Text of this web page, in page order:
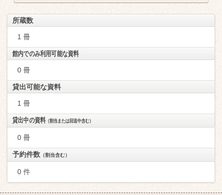
所蔵数
1 冊
館内でのみ利用可能な資料
0 冊
貸出可能な資料
1 冊
貸出中の資料（割当または回送中含む）
0 冊
予約件数 （割当含む）
0 件